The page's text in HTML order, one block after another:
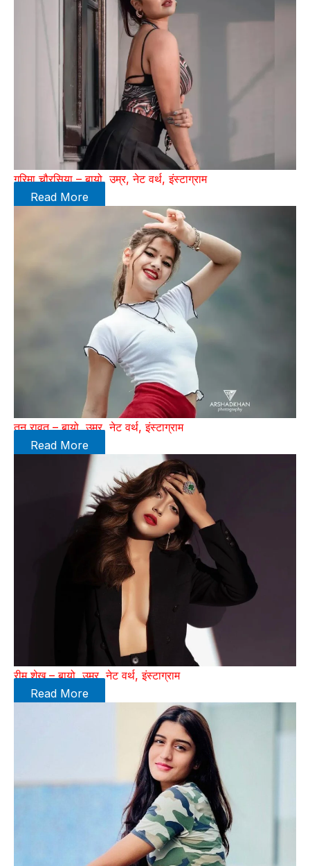
गरिमा चौरसिया – बायो, उम्र, नेट वर्थ, इंस्टाग्राम
Read More
तनु रावत – बायो, उम्र, नेट वर्थ, इंस्टाग्राम
Read More
रीम शेख – बायो, उम्र, नेट वर्थ, इंस्टाग्राम
Read More